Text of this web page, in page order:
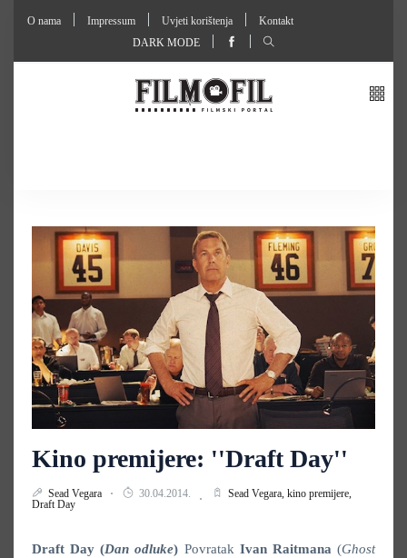
O nama Impressum Uvjeti korištenja
Kontakt
DARK MODE
Kino premijere: ''Draft Day''
Sead Vegara 30.04.2014. Sead Vegara, kino premijere,
Draft Day
Draft Day (Dan odluke) Povratak Ivan Raitmana(Ghost